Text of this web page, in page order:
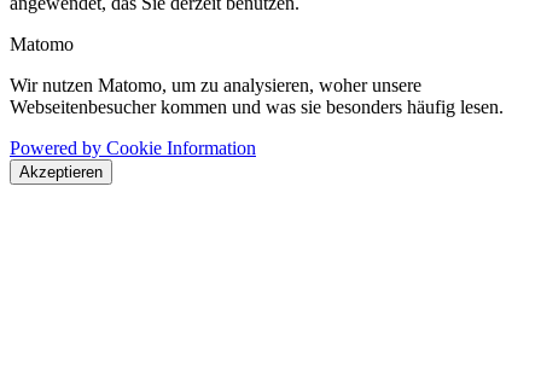
Matomo
Wir nutzen Matomo, um zu analysieren, woher unsere
Webseitenbesucher kommen und was sie besonders häufig lesen.
Powered by Cookie Information
Akzeptieren